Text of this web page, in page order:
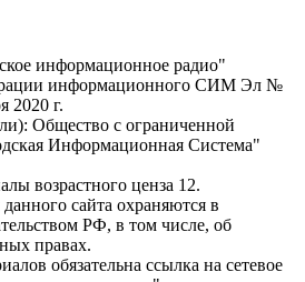
информационное радио"
информационного СИМ Эл №
2020 г.
Общество с ограниченной
Информационная Система"
возрастного ценза 12.
сайта охраняются в
РФ, в том числе, об
правах.
обязательна ссылка на сетевое